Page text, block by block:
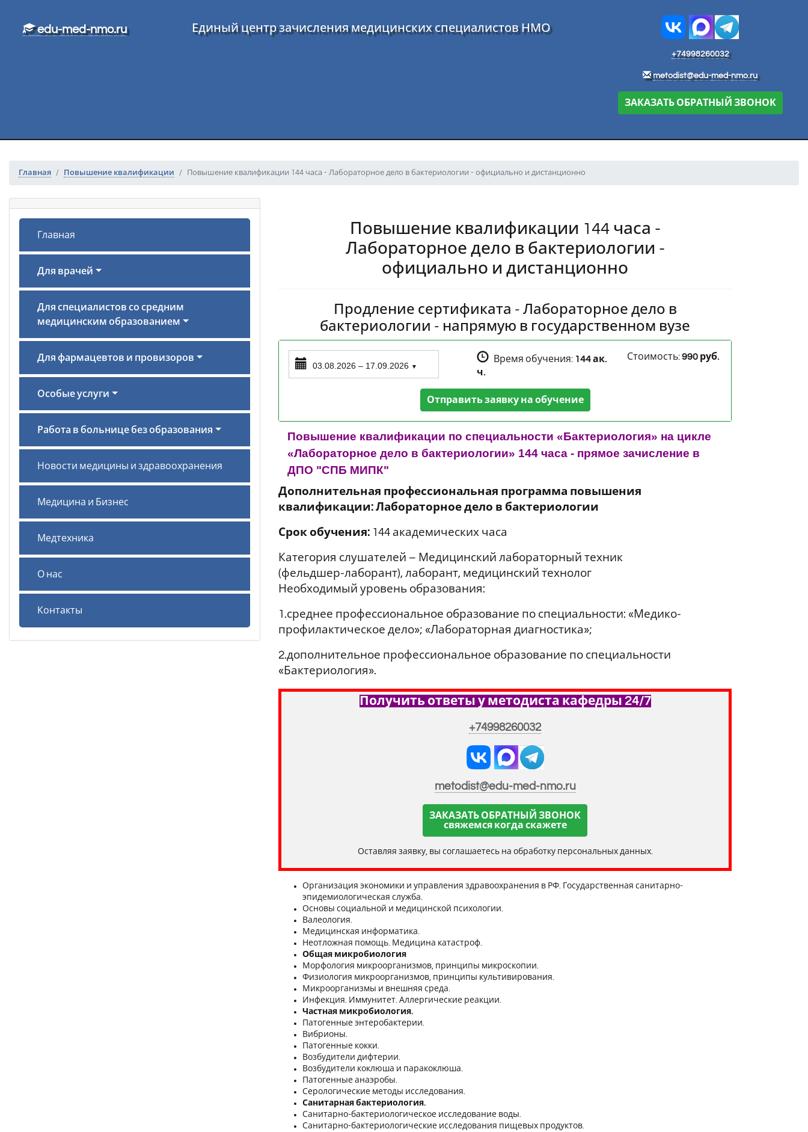
edu-med-nmo.ru Единый центр зачисления медицинских специалистов НМО
+74998260032
metodist@edu-med-nmo.ru
ЗАКАЗАТЬ ОБРАТНЫЙ ЗВОНОК
Главная Повышение квалификации Повышение квалификации 144 часа - Лабораторное дело в бактериологии - официально и дистанционно
Главная
Для врачей
Для специалистов со средним
медицинским образованием
Для фармацевтов и провизоров
Особые услуги
Работа в больнице без образования
Новости медицины и здравоохранения
Медицина и Бизнес
Медтехника
О нас
Контакты
Повышение квалификации 144 часа -
Лабораторное дело в бактериологии -
официально и дистанционно
Продление сертификата - Лабораторное дело в
бактериологии - напрямую в государственном вузе
03.08.2026 – 17.09.2026 ▼
Время обучения: 144 ак.
ч.
Стоимость:990 руб.
Отправить заявку на обучение
Повышение квалификации по специальности «Бактериология» на цикле
«Лабораторное дело в бактериологии» 144 часа - прямое зачисление в
ДПО "СПБ МИПК"
Дополнительная профессиональная программа повышения
квалификации: Лабораторное дело в бактериологии
Срок обучения: 144 академических часа
Категория слушателей – Медицинский лабораторный техник
(фельдшер-лаборант), лаборант, медицинский технолог
Необходимый уровень образования:
1.среднее профессиональное образование по специальности: «Медико-
профилактическое дело»; «Лабораторная диагностика»;
2.дополнительное профессиональное образование по специальности
«Бактериология».
Получить ответы у методиста кафедры 24/7
+74998260032
metodist@edu-med-nmo.ru
ЗАКАЗАТЬ ОБРАТНЫЙ ЗВОНОК
свяжемся когда скажете
Оставляя заявку, вы соглашаетесь на обработку персональных данных.
Организация экономики и управления здравоохранения в РФ. Государственная санитарно-
эпидемиологическая служба.
Основы социальной и медицинской психологии.
Валеология.
Медицинская информатика.
Неотложная помощь. Медицина катастроф.
Общая микробиология
Морфология микроорганизмов, принципы микроскопии.
Физиология микроорганизмов, принципы культивирования.
Микроорганизмы и внешняя среда.
Инфекция. Иммунитет. Аллергические реакции.
Частная микробиология.
Патогенные энтеробактерии.
Вибрионы.
Патогенные кокки.
Возбудители дифтерии.
Возбудители коклюша и паракоклюша.
Патогенные анаэробы.
Серологические методы исследования.
Санитарная бактериология.
Санитарно-бактериологическое исследование воды.
Санитарно-бактериологические исследования пищевых продуктов.